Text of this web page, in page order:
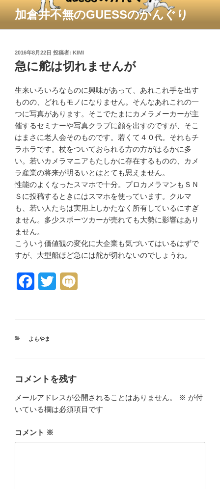
テ
加倉井不無のGUESSのかんぐり
投
稿
日:
2016年8月22日 投稿者: KIMI
急に舵は切れませんが
生来いろいろなものに興味があって、あれこれ手を出す
ものの、どれもモノになりません。そんなあれこれの一
つに写真があります。そこでたまにカメラメーカーが主
催するセミナーや写真クラブに顔を出すのですが、そこ
はまさに老人会そのものです。若くて４０代。それもチ
ラホラです。杖をついておられる方の方がはるかに多
い。若いカメラマニアもたしかに存在するものの、カメ
ラ産業の将来が明るいとはとても思えません。
性能のよくなったスマホで十分。プロカメラマンもＳＮ
Ｓに投稿するときにはスマホを使っています。クルマ
も、若い人たちは実用上しかたなく所有しているにすぎ
ません。多少スポーツカーが売れても大勢に影響はあり
ません。
こういう価値観の変化に大企業も気づいてはいるはずで
すが、大型船ほど急には舵が切れないのでしょうね。
カ
よもやま
コメントを残す
メールアドレスが公開されることはありません。 ※ が付
いている欄は必須項目です
コメント ※